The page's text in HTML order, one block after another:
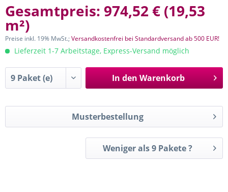
Gesamtpreis: 974,52 € (19,53
m²)
Preise inkl. 19% MwSt.;Versandkostenfrei bei Standardversand ab 500 EUR!
Lieferzeit 1-7 Arbeitstage, Express-Versand möglich
In den Warenkorb
Musterbestellung
Weniger als 9 Pakete ?